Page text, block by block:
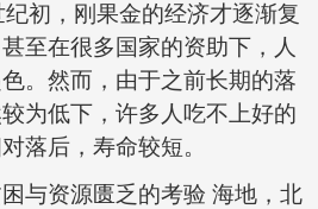
初，刚果金的经济才逐渐复
至在很多国家的资助下，人
。然而，由于之前长期的落
为低下，许多人吃不上好的
落后，寿命较短。
与资源匮乏的考验 海地，北